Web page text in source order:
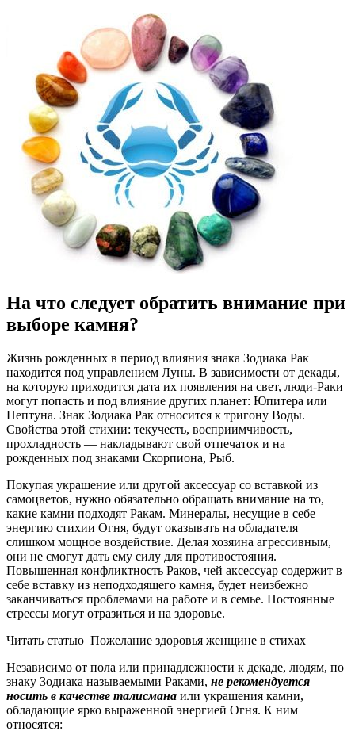
На что следует обратить внимание при
выборе камня?
Жизнь рожденных в период влияния знака Зодиака Рак
находится под управлением Луны. В зависимости от декады,
на которую приходится дата их появления на свет, люди-Раки
могут попасть и под влияние других планет: Юпитера или
Нептуна. Знак Зодиака Рак относится к тригону Воды.
Свойства этой стихии: текучесть, восприимчивость,
прохладность — накладывают свой отпечаток и на
рожденных под знаками Скорпиона, Рыб.
Покупая украшение или другой аксессуар со вставкой из
самоцветов, нужно обязательно обращать внимание на то,
какие камни подходят Ракам. Минералы, несущие в себе
энергию стихии Огня, будут оказывать на обладателя
слишком мощное воздействие. Делая хозяина агрессивным,
они не смогут дать ему силу для противостояния.
Повышенная конфликтность Раков, чей аксессуар содержит в
себе вставку из неподходящего камня, будет неизбежно
заканчиваться проблемами на работе и в семье. Постоянные
стрессы могут отразиться и на здоровье.
Читать статью Пожелание здоровья женщине в стихах
Независимо от пола или принадлежности к декаде, людям, по
знаку Зодиака называемыми Раками, не рекомендуется
носить в качестве талисмана или украшения камни,
обладающие ярко выраженной энергией Огня. К ним
относятся: